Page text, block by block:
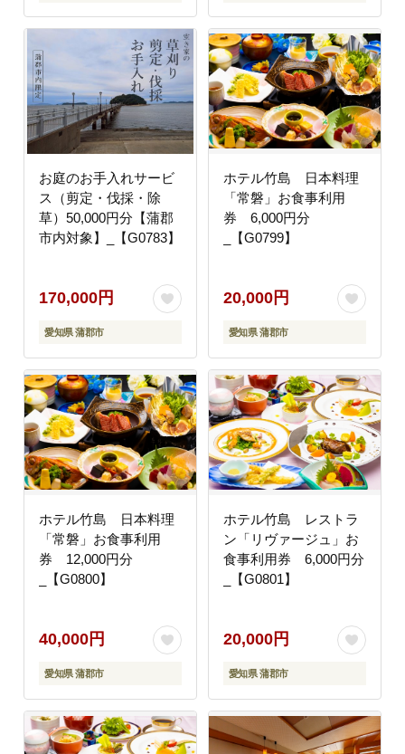
お庭のお手入れサービ
ス（剪定・伐採・除
草）50,000円分【蒲郡
市内対象】_【G0783】
170,000円
愛知県 蒲郡市
ホテル竹島 日本料理
「常磐」お食事利用
券 6,000円分
_【G0799】
20,000円
愛知県 蒲郡市
ホテル竹島 日本料理
「常磐」お食事利用
券 12,000円分
_【G0800】
40,000円
愛知県 蒲郡市
ホテル竹島 レストラ
ン「リヴァージュ」お
食事利用券 6,000円分
_【G0801】
20,000円
愛知県 蒲郡市